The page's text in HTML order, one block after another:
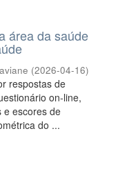
área da saúde
(2026-04-16)
respostas de
on-line,
e escores de
do ...